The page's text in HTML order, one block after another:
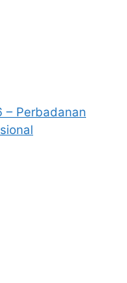
– Perbadanan